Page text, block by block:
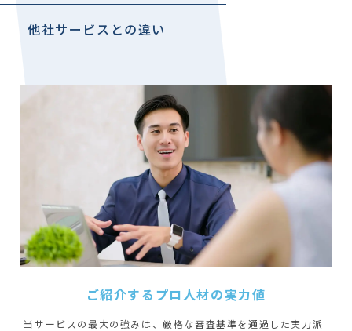
他社サービスとの違い
ご紹介するプロ人材の実力値
当サービスの最大の強みは、厳格な審査基準を通過した実力派